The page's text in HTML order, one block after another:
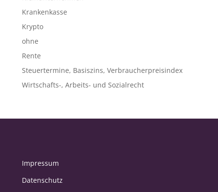
Krankenkasse
Krypto
ohne
Rente
Steuertermine, Basiszins, Verbraucherpreisindex
Wirtschafts-, Arbeits- und Sozialrecht
Impressum
Datenschutz